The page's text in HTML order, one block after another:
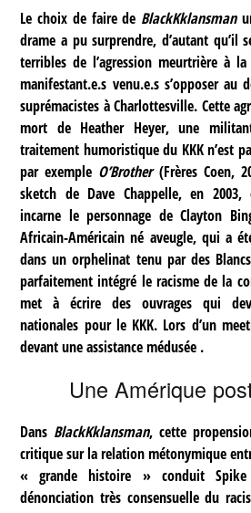
Le choix de faire de BlackKklansman
drame a pu surprendre, d’autant qu’il
terribles de l’agression meurtrière à
manifestant.e.s venu.e.s s’opposer au
suprémacistes à Charlottesville. Cette
mort de Heather Heyer, une
traitement humoristique du KKK n’est
par exemple O’Brother(Frères Coen,
sketch de Dave Chappelle, en 2003,
incarne le personnage de Clayton
Africain-Américain né aveugle, qui a
dans un orphelinat tenu par des
parfaitement intégré le racisme de la
met à écrire des ouvrages qui
nationales pour le KKK. Lors d’un
devant une assistance médusée .
Une Amérique
Dans BlackKklansman, cette
critique sur la relation métonymique
« grande histoire » conduit
dénonciation très consensuelle du